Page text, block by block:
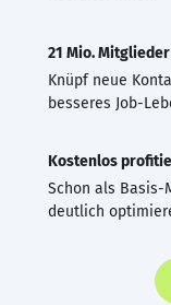
21 Mio. Mitglieder
Knüpf neue
besseres Job-
Kostenlos
Schon als Basis-
deutlich